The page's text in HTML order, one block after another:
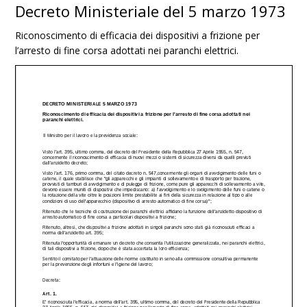
Decreto Ministeriale del 5 marzo 1973
Riconoscimento di efficacia dei dispositivi a frizione per
l’arresto di fine corsa adottati nei paranchi elettrici.